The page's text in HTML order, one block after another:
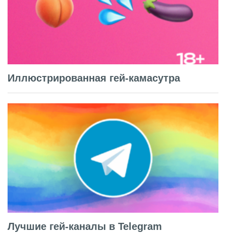
Иллюстрированная гей-камасутра
Лучшие гей-каналы в Telegram